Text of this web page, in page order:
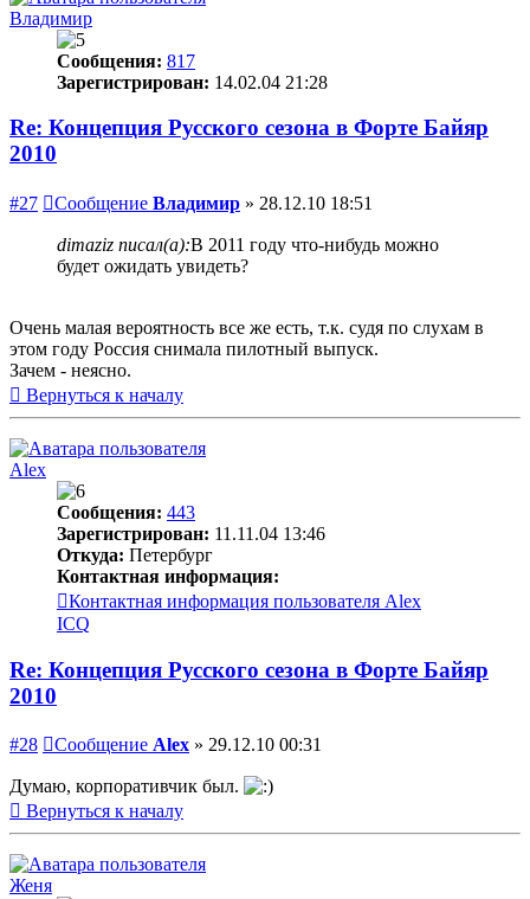
Владимир
Сообщения: 817
Зарегистрирован: 14.02.04 21:28
Re: Концепция Русского сезона в Форте Байяр
2010
#27 Сообщение Владимир » 28.12.10 18:51
dimaziz писал(а):В 2011 году что-нибудь можно
будет ожидать увидеть?
Очень малая вероятность все же есть, т.к. судя по слухам в
этом году Россия снимала пилотный выпуск.
Зачем - неясно.
Вернуться к началу
Alex
Сообщения: 443
Зарегистрирован: 11.11.04 13:46
Откуда: Петербург
Контактная информация:
Контактная информация пользователя Alex
ICQ
Re: Концепция Русского сезона в Форте Байяр
2010
#28 Сообщение Alex » 29.12.10 00:31
Думаю, корпоративчик был.
Вернуться к началу
Женя